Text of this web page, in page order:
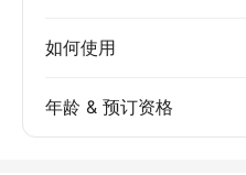
如何使用
年龄 & 预订资格